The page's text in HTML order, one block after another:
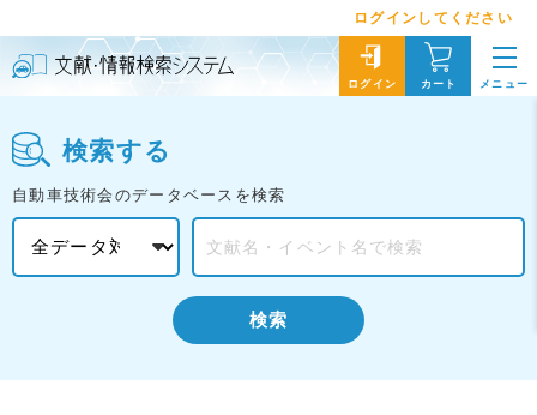
ログインしてください
ログイン カート メニュー
検索する
自動車技術会のデータベースを検索
検索